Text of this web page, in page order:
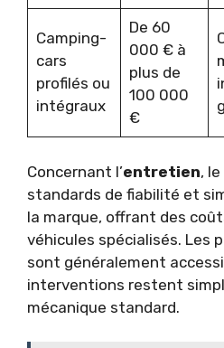
Camping-
cars
profilés ou
intégraux
De 60
000 € à
plus de
100 000
€
Concernant l’entretien,
standards de fiabilité et
la marque, offrant des
véhicules spécialisés. Les
sont généralement
interventions restent
mécanique standard.